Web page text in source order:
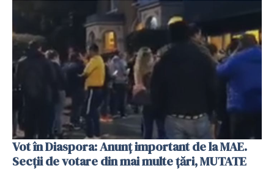
Vot în Diaspora: Anunț important de la MAE.
Secții de votare din mai multe țări, MUTATE